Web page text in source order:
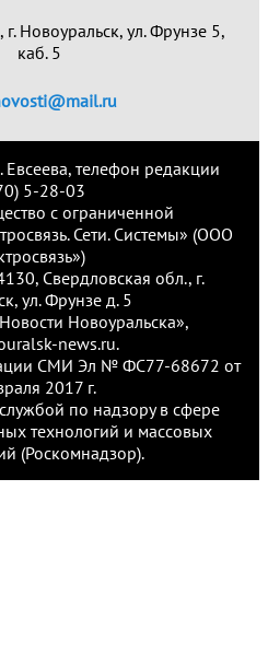
Новоуральск, ул. Фрунзе 5,
каб. 5
Евсеева, телефон редакции
5-28-03
с ограниченной
Сети. Системы» (ООО
Свердловская обл., г.
ул. Фрунзе д. 5
Новоуральска»,
news.ru.
СМИ Эл № ФС77-68672 от
2017 г.
по надзору в сфере
технологий и массовых
(Роскомнадзор).